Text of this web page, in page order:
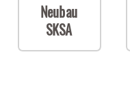
Neubau
SKSA